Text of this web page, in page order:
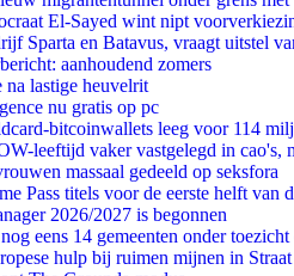
El-Sayed wint nipt
Sparta en Batavus, vraagt uitstel
aanhoudend zomers
na lastige heuvelrit
nu gratis op pc
bitcoinwallets leeg voor 114
leeftijd vaker vastgelegd in cao's,
massaal gedeeld op seksfora
Pass titels voor de eerste helft van
2026/2027 is begonnen
eens 14 gemeenten onder
hulp bij ruimen mijnen in